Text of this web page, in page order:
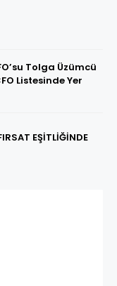
Tolga Üzümcü
Listesinde Yer
EŞİTLİĞİNDE